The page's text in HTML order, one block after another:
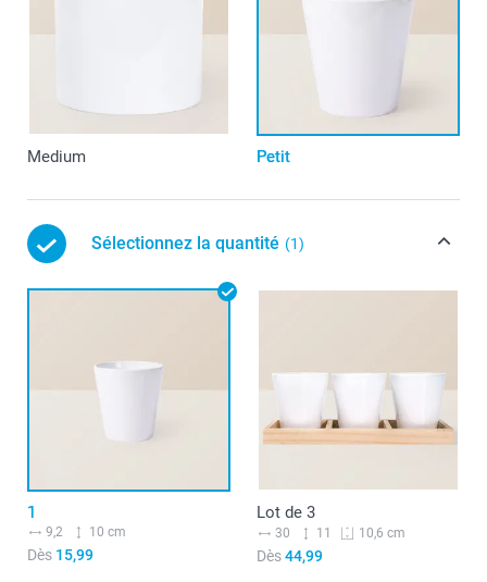
Medium Petit
Sélectionnez la quantité (1)
1
9,2 10 cm
Dès 15,99
Lot de 3
30 11 10,6 cm
Dès44,99